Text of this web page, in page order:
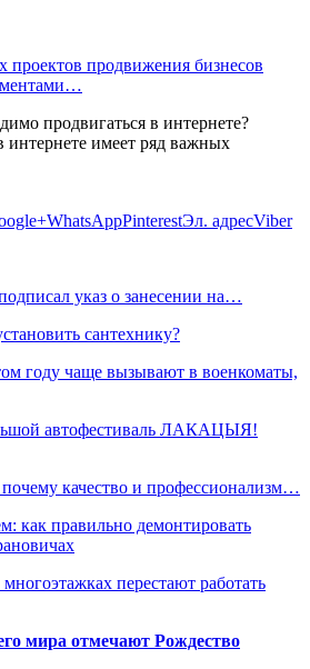
проектов продвижения бизнесов
продвигаться в интернете?
интернете имеет ряд важных
WhatsAppPinterestЭл. адресViber
указ о занесении на…
сантехнику?
году чаще вызывают в военкоматы,
автофестиваль ЛАКАЦЫЯ!
качество и профессионализм…
как правильно демонтировать
перестают работать
мира отмечают Рождество